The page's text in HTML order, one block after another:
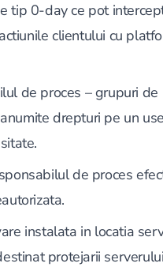
tip 0-day ce pot
clientului cu
de proces – grupuri de
drepturi pe un
de proces
instalata in locatia
protejarii